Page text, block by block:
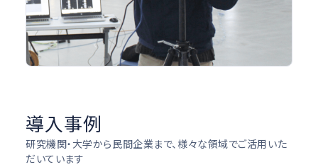
導入事例
研究機関・大学から民間企業まで、様々な領域でご活用いた
だいています